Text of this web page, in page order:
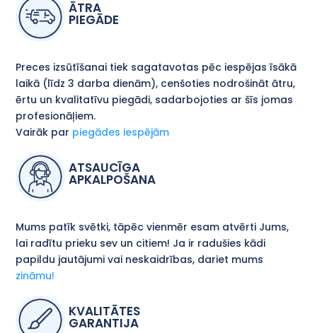
ĀTRA
PIEGĀDE
Preces izsūtīšanai tiek sagatavotas pēc iespējas īsākā
laikā (līdz 3 darba dienām), cenšoties nodrošināt ātru,
ērtu un kvalitatīvu piegādi, sadarbojoties ar šīs jomas
profesionāļiem.
Vairāk par piegādes iespējām
ATSAUCĪGA
APKALPOŠANA
Mums patīk svētki, tāpēc vienmēr esam atvērti Jums,
lai radītu prieku sev un citiem! Ja ir radušies kādi
papildu jautājumi vai neskaidrības, dariet mums
zināmu!
KVALITĀTES
GARANTIJA